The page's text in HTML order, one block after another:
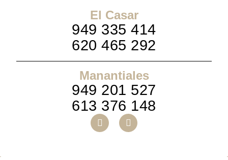
El Casar
949 335 414
620 465 292
Manantiales
949 201 527
613 376 148